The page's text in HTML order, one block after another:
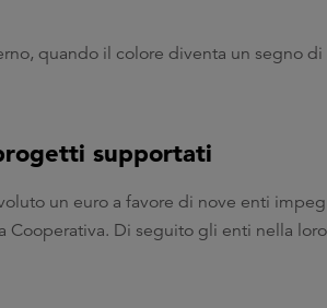
quando il colore diventa un segno di
supportati
un euro a favore di nove enti
Di seguito gli enti nella